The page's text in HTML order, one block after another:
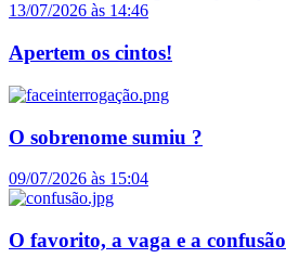
13/07/2026 às 14:46
Apertem os cintos!
O sobrenome sumiu ?
09/07/2026 às 15:04
O favorito, a vaga e a confusão